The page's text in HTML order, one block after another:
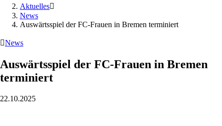
Aktuelles
News
Auswärtsspiel der FC-Frauen in Bremen terminiert
News
Auswärtsspiel der FC-Frauen in Bremen
terminiert
22.10.2025